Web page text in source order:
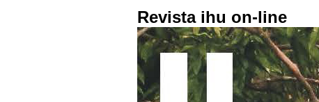
Revista ihu on-line